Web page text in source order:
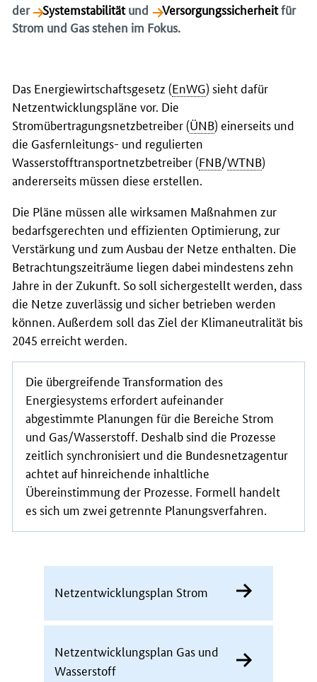
der
Systemstabilitätund Versorgungssicherheitfür
Strom und Gas stehen im Fokus.
Das Energiewirtschaftsgesetz (EnWG) sieht dafür
Netzentwicklungspläne vor. Die
Stromübertragungsnetzbetreiber (ÜNB) einerseits und
die Gasfernleitungs- und regulierten
Wasserstofftransportnetzbetreiber (FNB/WTNB)
andererseits müssen diese erstellen.
Die Pläne müssen alle wirksamen Maßnahmen zur
bedarfsgerechten und effizienten Optimierung, zur
Verstärkung und zum Ausbau der Netze enthalten. Die
Betrachtungszeiträume liegen dabei mindestens zehn
Jahre in der Zukunft. So soll sichergestellt werden, dass
die Netze zuverlässig und sicher betrieben werden
können. Außerdem soll das Ziel der Klimaneutralität bis
2045 erreicht werden.
Die übergreifende Transformation des
Energiesystems erfordert aufeinander
abgestimmte Planungen für die Bereiche Strom
und Gas/Wasserstoff. Deshalb sind die Prozesse
zeitlich synchronisiert und die Bundesnetzagentur
achtet auf hinreichende inhaltliche
Übereinstimmung der Prozesse. Formell handelt
es sich um zwei getrennte Planungsverfahren.
Netzentwicklungsplan Strom
Netzentwicklungsplan Gas und
Wasserstoff